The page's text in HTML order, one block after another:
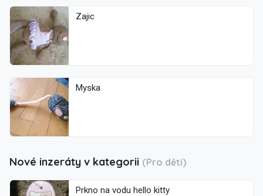
Zajic
Myska
Nové inzeráty v kategorii (Pro děti)
Prkno na vodu hello kitty